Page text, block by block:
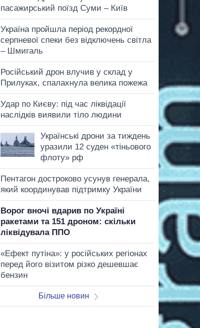
пасажирський поїзд Суми – Київ
Україна пройшла період рекордної
серпневої спеки без відключень світла
– Шмигаль
Російський дрон влучив у склад у
Прилуках, спалахнула велика пожежа
Удар по Києву: під час ліквідації
наслідків виявили тіло людини
Українські дрони за тиждень
уразили 12 суден «тіньового
флоту» рф
Пентагон достроково усунув генерала,
який координував підтримку України
Ворог вночі вдарив по Україні
ракетами та 151 дроном: скільки
ліквідувала ППО
«Ефект путіна»: у російських регіонах
перед його візитом різко дешевшає
бензин
Більше новин